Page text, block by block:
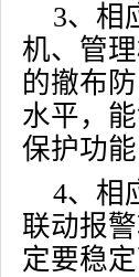
3、相
机、管
的撤布
水平，
保护功能
4、相
联动报
定要稳